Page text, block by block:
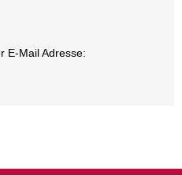
E-Mail Adresse: